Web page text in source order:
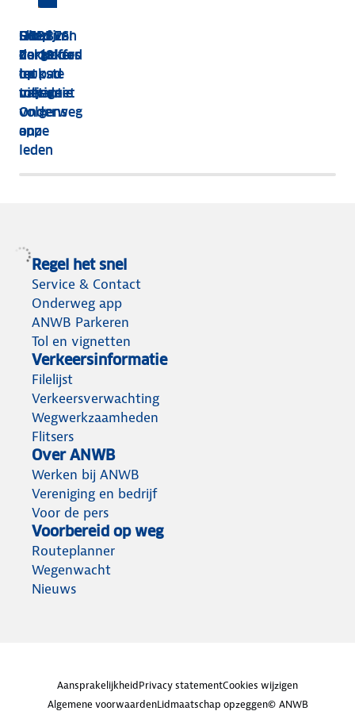
HEBBES!
Zorgeloos
op pad
met de
Onderweg
app
Shop van
dakkoffer
tot
tolvignet
Dit zijn
de 13
leukste
uitjes
volgens
onze
leden
Goed
verzekerd
op
vakantie
Regel het snel
Service & Contact
Onderweg app
ANWB Parkeren
Tol en vignetten
Verkeersinformatie
Filelijst
Verkeersverwachting
Wegwerkzaamheden
Flitsers
Over ANWB
Werken bij ANWB
Vereniging en bedrijf
Voor de pers
Voorbereid op weg
Routeplanner
Wegenwacht
Nieuws
AansprakelijkheidPrivacy statementCookies wijzigen
Algemene voorwaardenLidmaatschap opzeggen© ANWB